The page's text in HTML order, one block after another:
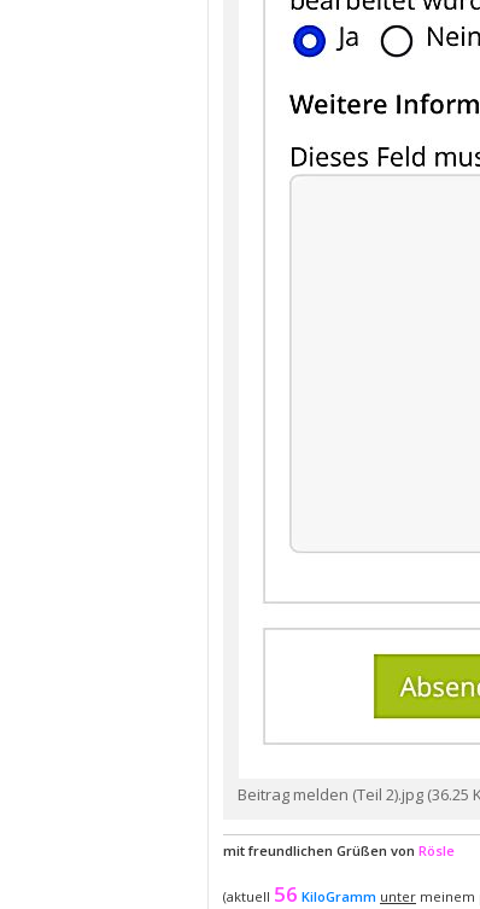
Beitrag melden (Teil 2).jpg (36.25
mit freundlichen Grüßen von Rösle
(aktuell 56 KiloGramm unter meinem